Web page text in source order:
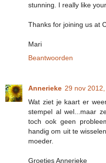
stunning. I really like
Thanks for joining us at
Mari
Beantwoorden
Annerieke 29 nov
Wat ziet je kaart er
stempel al wel...maar
toch ook geen
handig om uit te
moeder.
Groetjes Annerieke